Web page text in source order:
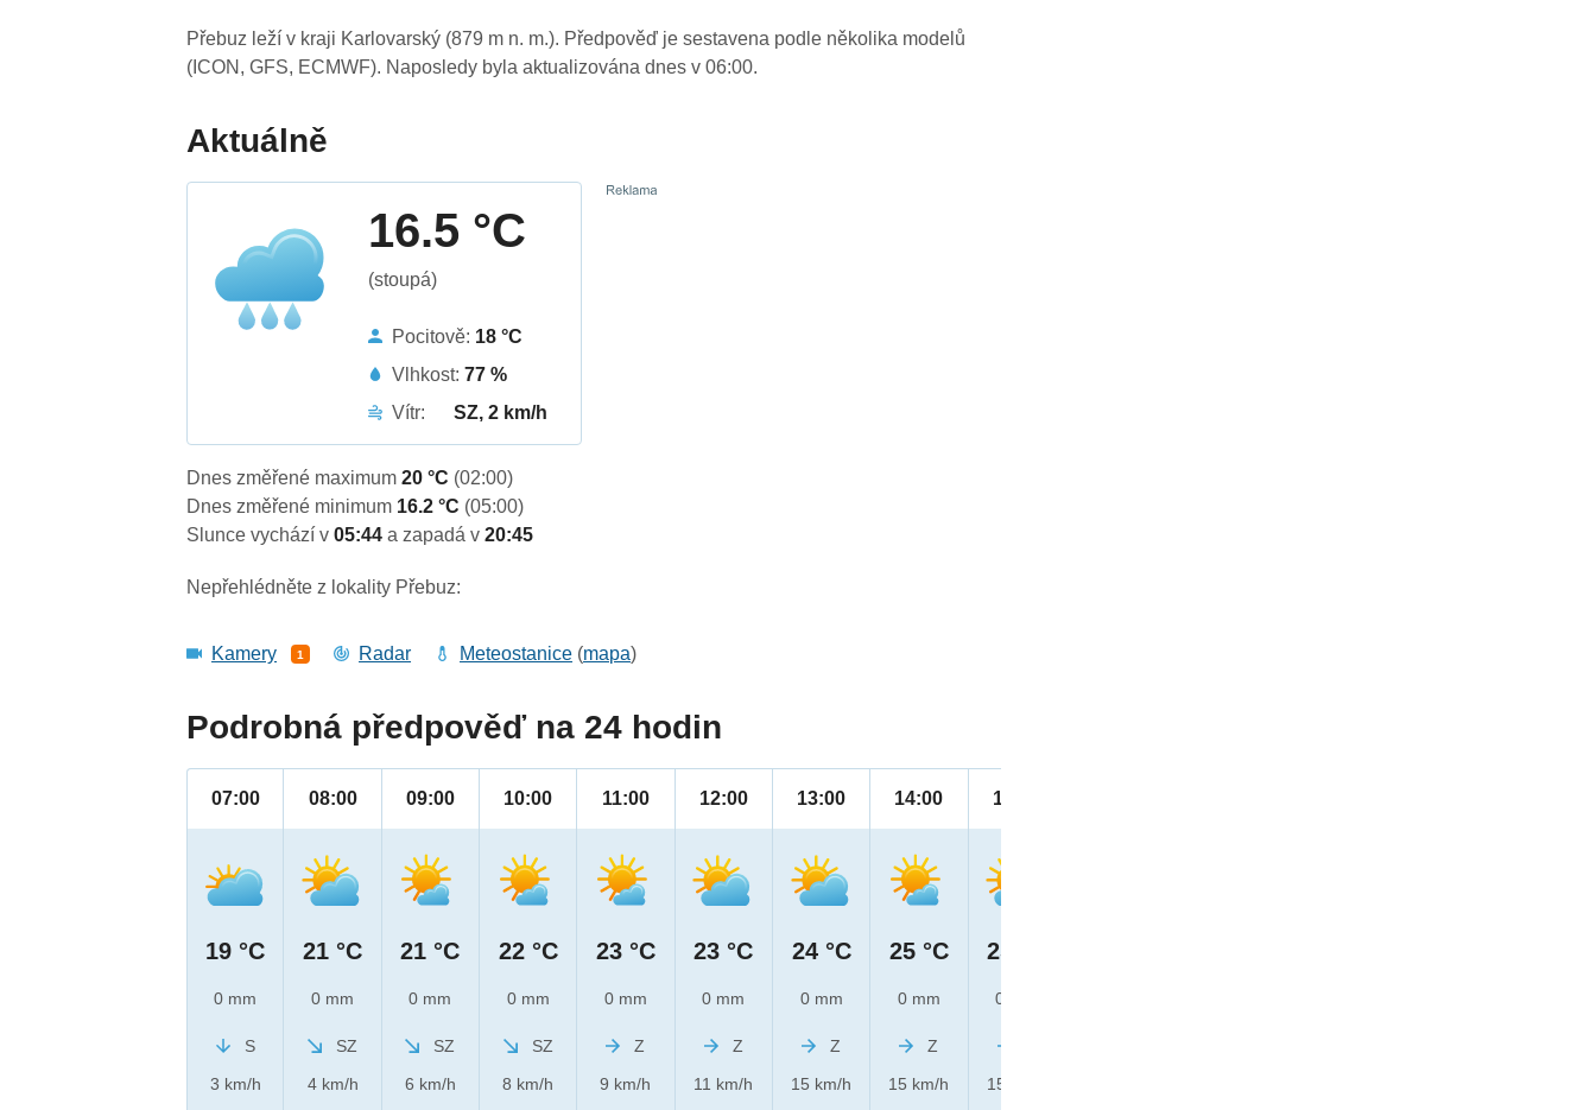
Přebuz leží v kraji Karlovarský (879 m n. m.). Předpověď je sestavena podle několika modelů
(ICON, GFS, ECMWF). Naposledy byla aktualizována dnes v 06:00.
Aktuálně
16.5 °C
(stoupá)
Pocitově: 18 °C
Vlhkost:77 %
Vítr:
SZ, 2 km/h
Dnes změřené maximum20 °C (02:00)
Dnes změřené minimum 16.2 °C (05:00)
Slunce vychází v05:44a zapadá v20:45
Nepřehlédněte z lokality Přebuz:
Kamery 1 Radar Meteostanice (mapa)
Podrobná předpověď na 24 hodin
07:00
19 °C
0 mm
S
3 km/h
08:00
21 °C
0 mm
SZ
4 km/h
09:00
21 °C
0 mm
SZ
6 km/h
10:00
22 °C
0 mm
SZ
8 km/h
11:00
23 °C
0 mm
Z
9 km/h
12:00
23 °C
0 mm
Z
11 km/h
13:00
24 °C
0 mm
Z
15 km/h
14:00
25 °C
0 mm
Z
15 km/h
15:00
25 °C
0 mm
15 km/h